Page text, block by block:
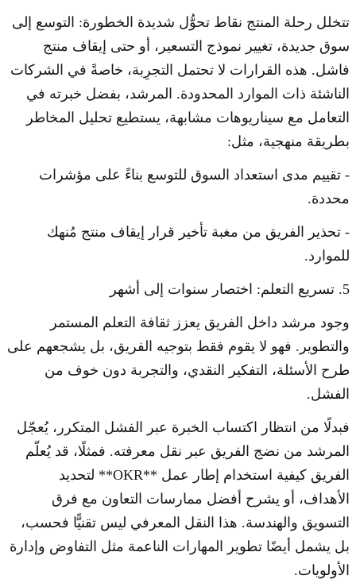
تتخلل رحلة المنتج نقاط تحوُّل شديدة الخطورة: التوسع إلى
سوق جديدة، تغيير نموذج التسعير، أو حتى إيقاف منتج
فاشل. هذه القرارات لا تحتمل التجرِبة، خاصةً في الشركات
الناشئة ذات الموارد المحدودة. المرشد، بفضل خبرته في
التعامل مع سيناريوهات مشابهة، يستطيع تحليل المخاطر
بطريقة منهجية، مثل:
- تقييم مدى استعداد السوق للتوسع بناءً على مؤشرات
محددة.
- تحذير الفريق من مغبة تأخير قرار إيقاف منتج مُنهك
للموارد.
5. تسريع التعلم: اختصار سنوات إلى أشهر
وجود مرشد داخل الفريق يعزز ثقافة التعلم المستمر
والتطوير. فهو لا يقوم فقط بتوجيه الفريق، بل يشجعهم على
طرح الأسئلة، التفكير النقدي، والتجربة دون خوف من
الفشل.
فبدلًا من انتظار اكتساب الخبرة عبر الفشل المتكرر، يُعجّل
المرشد من نضج الفريق عبر نقل معرفته. فمثلًا، قد يُعلّم
الفريق كيفية استخدام إطار عمل **OKR** لتحديد
الأهداف، أو يشرح أفضل ممارسات التعاون مع فرق
التسويق والهندسة. هذا النقل المعرفي ليس تقنيًّا فحسب،
بل يشمل أيضًا تطوير المهارات الناعمة مثل التفاوض وإدارة
الأولويات.